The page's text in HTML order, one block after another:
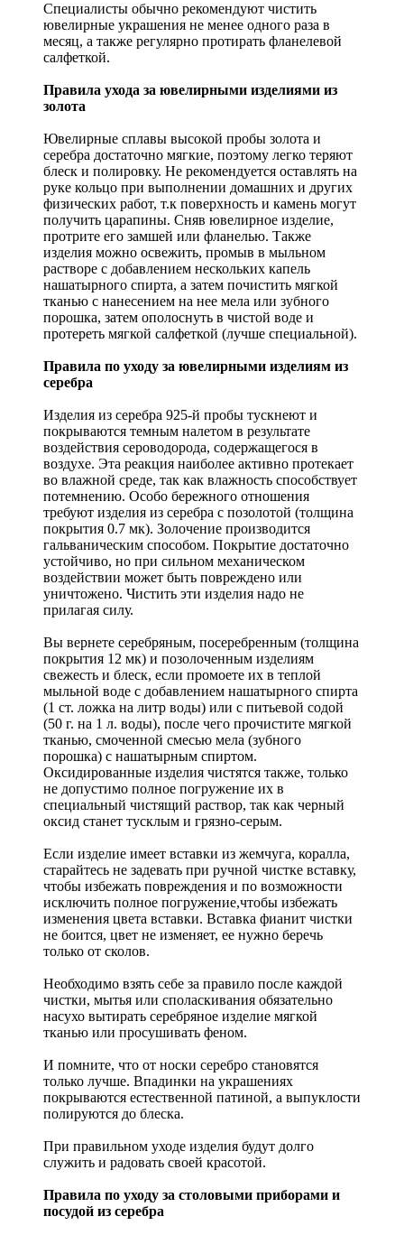
Специалисты обычно рекомендуют чистить
ювелирные украшения не менее одного раза в
месяц, а также регулярно протирать фланелевой
салфеткой.
Правила ухода за ювелирными изделиями из
золота
Ювелирные сплавы высокой пробы золота и
серебра достаточно мягкие, поэтому легко теряют
блеск и полировку. Не рекомендуется оставлять на
руке кольцо при выполнении домашних и других
физических работ, т.к поверхность и камень могут
получить царапины. Сняв ювелирное изделие,
протрите его замшей или фланелью. Также
изделия можно освежить, промыв в мыльном
растворе с добавлением нескольких капель
нашатырного спирта, а затем почистить мягкой
тканью с нанесением на нее мела или зубного
порошка, затем ополоснуть в чистой воде и
протереть мягкой салфеткой (лучше специальной).
Правила по уходу за ювелирными изделиям из
серебра
Изделия из серебра 925-й пробы тускнеют и
покрываются темным налетом в результате
воздействия сероводорода, содержащегося в
воздухе. Эта реакция наиболее активно протекает
во влажной среде, так как влажность способствует
потемнению. Особо бережного отношения
требуют изделия из серебра с позолотой (толщина
покрытия 0.7 мк). Золочение производится
гальваническим способом. Покрытие достаточно
устойчиво, но при сильном механическом
воздействии может быть повреждено или
уничтожено. Чистить эти изделия надо не
прилагая силу.
Вы вернете серебряным, посеребренным (толщина
покрытия 12 мк) и позолоченным изделиям
свежесть и блеск, если промоете их в теплой
мыльной воде с добавлением нашатырного спирта
(1 ст. ложка на литр воды) или с питьевой содой
(50 г. на 1 л. воды), после чего прочистите мягкой
тканью, смоченной смесью мела (зубного
порошка) с нашатырным спиртом.
Оксидированные изделия чистятся также, только
не допустимо полное погружение их в
специальный чистящий раствор, так как черный
оксид станет тусклым и грязно-серым.
Если изделие имеет вставки из жемчуга, коралла,
старайтесь не задевать при ручной чистке вставку,
чтобы избежать повреждения и по возможности
исключить полное погружение,чтобы избежать
изменения цвета вставки. Вставка фианит чистки
не боится, цвет не изменяет, ее нужно беречь
только от сколов.
Необходимо взять себе за правило после каждой
чистки, мытья или споласкивания обязательно
насухо вытирать серебряное изделие мягкой
тканью или просушивать феном.
И помните, что от носки серебро становятся
только лучше. Впадинки на украшениях
покрываются естественной патиной, а выпуклости
полируются до блеска.
При правильном уходе изделия будут долго
служить и радовать своей красотой.
Правила по уходу за столовыми приборами и
посудой из серебра